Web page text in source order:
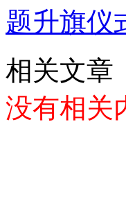
题升旗仪
相关文章
没有相关